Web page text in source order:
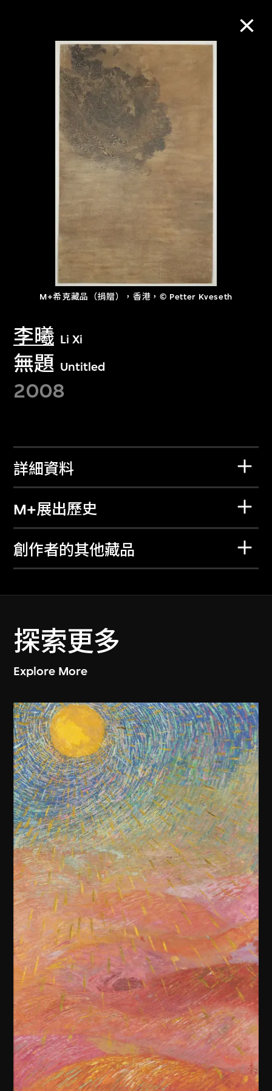
M+希克藏品（捐贈），香港，© Petter Kveseth
李曦 Li Xi
無題 Untitled
2008
詳細資料
M+展出歷史
創作者的其他藏品
探索更多
Explore More
M+藏品
進一步篩選
探索世界頂級的二十及二十一世紀視覺
文化藏品。